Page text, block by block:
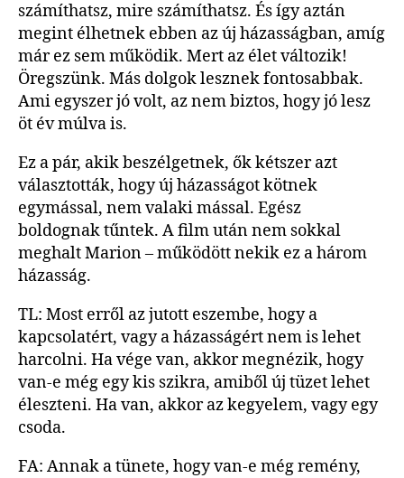
számíthatsz, mire számíthatsz. És így aztán
megint élhetnek ebben az új házasságban, amíg
már ez sem működik. Mert az élet változik!
Öregszünk. Más dolgok lesznek fontosabbak.
Ami egyszer jó volt, az nem biztos, hogy jó lesz
öt év múlva is.
Ez a pár, akik beszélgetnek, ők kétszer azt
választották, hogy új házasságot kötnek
egymással, nem valaki mással. Egész
boldognak tűntek. A film után nem sokkal
meghalt Marion – működött nekik ez a három
házasság.
TL: Most erről az jutott eszembe, hogy a
kapcsolatért, vagy a házasságért nem is lehet
harcolni. Ha vége van, akkor megnézik, hogy
van-e még egy kis szikra, amiből új tüzet lehet
éleszteni. Ha van, akkor az kegyelem, vagy egy
csoda.
FA: Annak a tünete, hogy van-e még remény,